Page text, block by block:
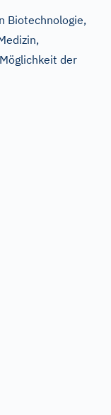
Biotechnologie,
der